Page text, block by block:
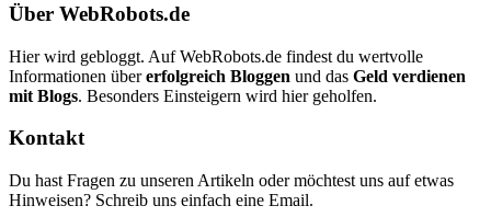
Über WebRobots.de
Hier wird gebloggt. Auf WebRobots.de findest du wertvolle
Informationen übererfolgreich Bloggen und das Geld verdienen
mit Blogs. Besonders Einsteigern wird hier geholfen.
Kontakt
Du hast Fragen zu unseren Artikeln oder möchtest uns auf etwas
Hinweisen? Schreib uns einfach eine Email.